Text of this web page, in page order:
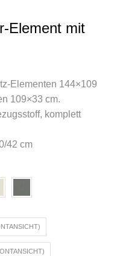
Element mit
Elementen 144×109
109×33 cm.
komplett
42 cm